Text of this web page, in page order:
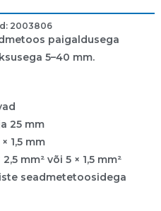
2003806
paigaldusega
5–40 mm.
25 mm
1,5 mm
mm² või 5 × 1,5 mm²
seadmetetoosidega